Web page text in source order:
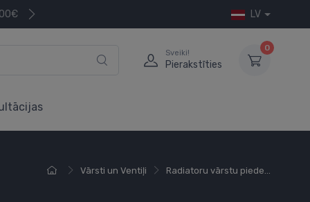
LV
Sveiki!
Pierakstīties
0
Vārsti un Ventiļi Radiatoru vārstu piede...